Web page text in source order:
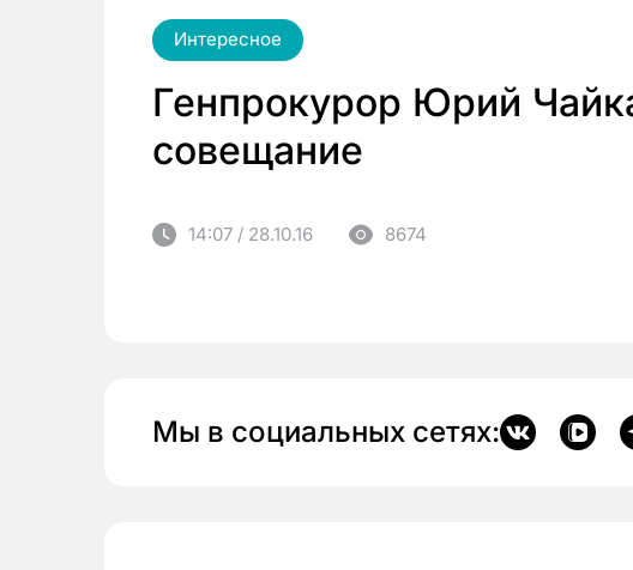
Интересное
Генпрокурор Юрий
совещание
14:07 / 28.10.16 8674
Мы в социальных сетях: